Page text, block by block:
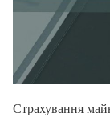
Страхування